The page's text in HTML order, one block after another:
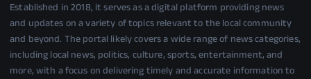
Established in 2018, it serves as a digital platform providing news
and updates on a variety of topics relevant to the local community
and beyond. The portal likely covers a wide range of news categories,
including local news, politics, culture, sports, entertainment, and
more, with a focus on delivering timely and accurate information to